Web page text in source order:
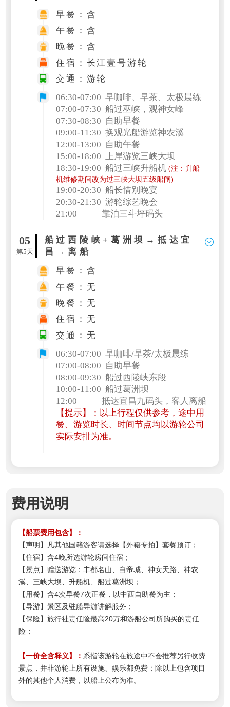
早餐：含
午餐：含
晚餐：含
住宿：长江壹号游轮
交通：游轮
06:30-07:00 早咖啡、早茶、太极晨练
07:00-07:30 船过巫峡，观神女峰
07:30-08:30 自助早餐
09:00-11:30 换观光船游览神农溪
12:00-13:00 自助午餐
15:00-18:00 上岸游览三峡大坝
18:30-19:00 船过三峡升船机(注：升船
机维修期间改为过三峡大坝五级船闸)
19:00-20:30 船长惜别晚宴
20:30-21:30 游轮综艺晚会
21:00 靠泊三斗坪码头
05
第5天
船过西陵峡+葛洲坝→抵达宜
昌→离船
早餐：含
午餐：无
晚餐：无
住宿：无
交通：无
06:30-07:00 早咖啡/早茶/太极晨练
07:00-08:00 自助早餐
08:00-09:30 船过西陵峡东段
10:00-11:00 船过葛洲坝
12:00 抵达宜昌九码头，客人离船
【提示】：以上行程仅供参考，途中用
餐、游览时长、时间节点均以游轮公司
实际安排为准。
费用说明
【船票费用包含】：
【声明】凡其他国籍游客请选择【外籍专拍】套餐预订 ；
【住宿】含4晚所选游轮房间住宿；
【景点】 赠送游览：丰都名山、白帝城、神女天路、神农
溪、三峡大坝、升船机、船过葛洲坝；
【用餐】含4次早餐7次正餐，以中西自助餐为主；
【导游】景区及驻船导游讲解服务；
【保险】旅行社责任险最高20万和游船公司所购买的责任
险；
【一价全含释义 】 ： 系指该游轮在旅途中不会推荐另行收费
景点，并非游轮上所有设施、娱乐都免费；除以上包含项目
外的其他个人消费，以船上公布为准。